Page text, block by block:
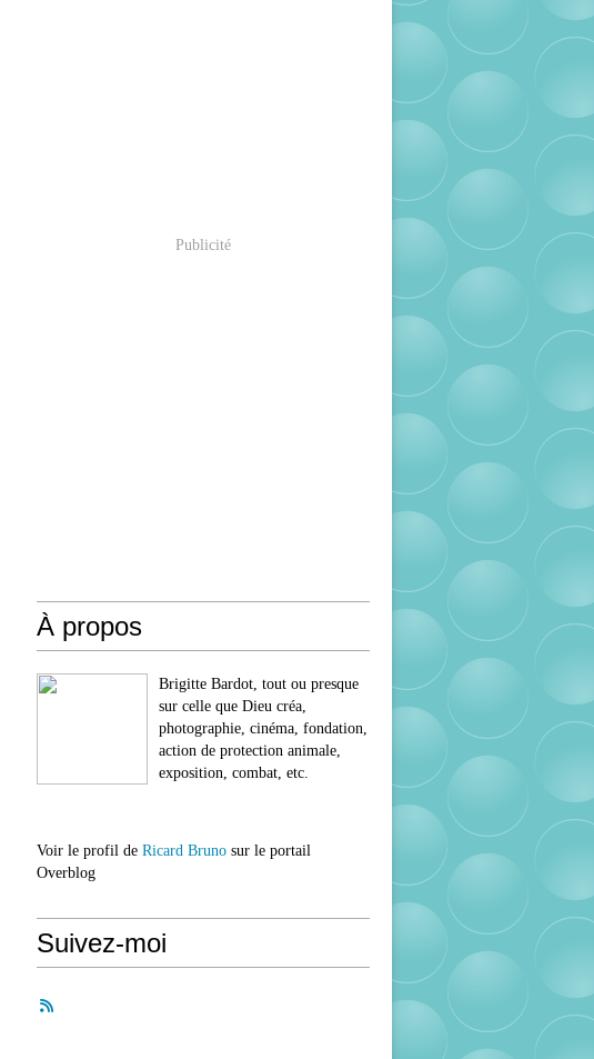
Publicité
À propos
Brigitte Bardot, tout ou presque
sur celle que Dieu créa,
photographie, cinéma, fondation,
action de protection animale,
exposition, combat, etc.
Voir le profil de Ricard Bruno sur le portail
Overblog
Suivez-moi